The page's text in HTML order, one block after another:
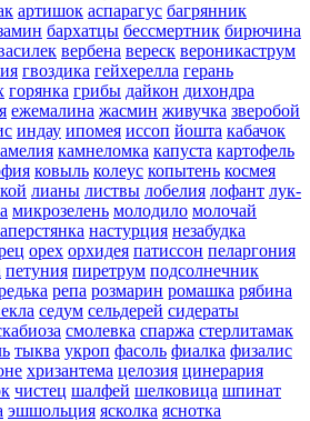
артишок аспарагус багрянник
бархатцы бессмертник бирючина
вербена вереск вероникаструм
гвоздика гейхерелла герань
горянка грибы дайкон дихондра
ежемалина жасмин живучка зверобой
индау ипомея иссоп йошта кабачок
камнеломка капуста картофель
ковыль колеус копытень космея
лианы листвы лобелия лофант лук-
микрозелень молодило молочай
настурция незабудка
орех орхидея патиссон пеларгония
петуния пиретрум подсолнечник
репа розмарин ромашка рябина
седум сельдерей сидераты
смолевка спаржа стерлитамак
тыква укроп фасоль фиалка физалис
хризантема целозия цинерария
чистец шалфей шелковица шпинат
эшшольция ясколка яснотка